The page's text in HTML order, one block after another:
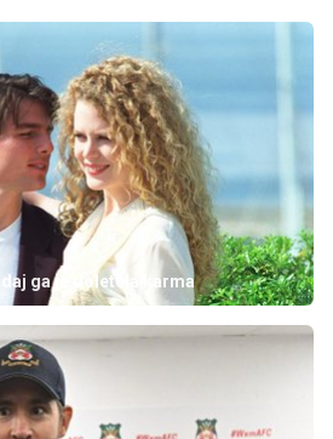
ga je doletela karma